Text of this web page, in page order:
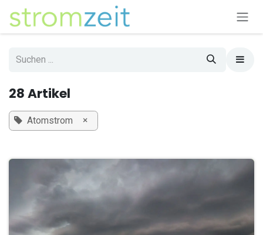
Zum Inhalt springen
28 Artikel
Atomstrom ×